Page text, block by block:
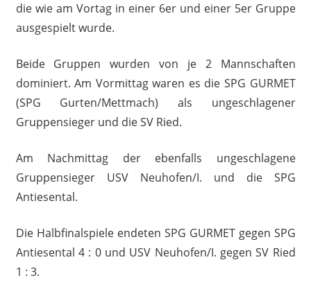
die wie am Vortag in einer 6er und einer 5er Gruppe
ausgespielt wurde.
Beide Gruppen wurden von je 2 Mannschaften
dominiert. Am Vormittag waren es die SPG GURMET
(SPG Gurten/Mettmach) als ungeschlagener
Gruppensieger und die SV Ried.
Am Nachmittag der ebenfalls ungeschlagene
Gruppensieger USV Neuhofen/I. und die SPG
Antiesental.
Die Halbfinalspiele endeten SPG GURMET gegen SPG
Antiesental 4 : 0 und USV Neuhofen/I. gegen SV Ried
1 : 3.